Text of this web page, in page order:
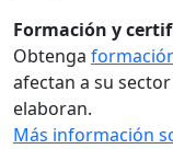
Formación y
Obtenga
afectan a su
elaboran.
Más información